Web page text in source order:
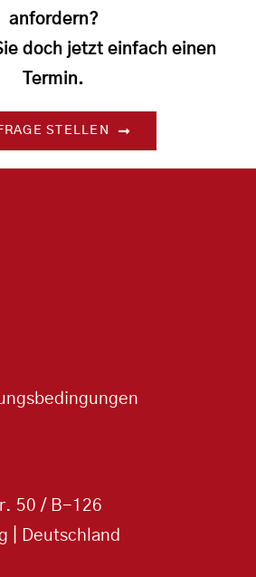
anfordern?
doch jetzt einfach einen
Termin.
STELLEN
50 / B-126
| Deutschland